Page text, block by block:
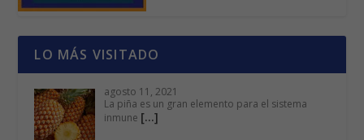
LO MÁS VISITADO
agosto 11, 2021
La piña es un gran elemento para el sistema
inmune […]